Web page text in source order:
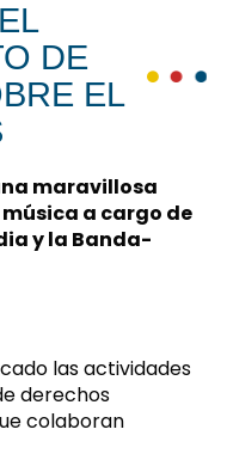
DE
EL
maravillosa
a cargo de
y la Banda-
las actividades
derechos
colaboran